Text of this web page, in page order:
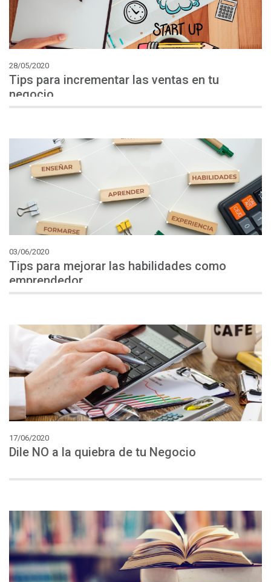
28/05/2020
Tips para incrementar las ventas en tu
negocio
03/06/2020
Tips para mejorar las habilidades como
emprendedor
17/06/2020
Dile NO a la quiebra de tu Negocio